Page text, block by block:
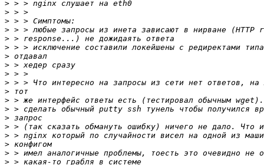
>
>
>
>
>
>
>
>
>
>
>
>
>
>
>
>
>
>
>